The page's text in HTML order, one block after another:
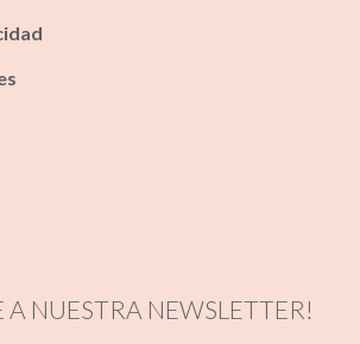
A NUESTRA NEWSLETTER!